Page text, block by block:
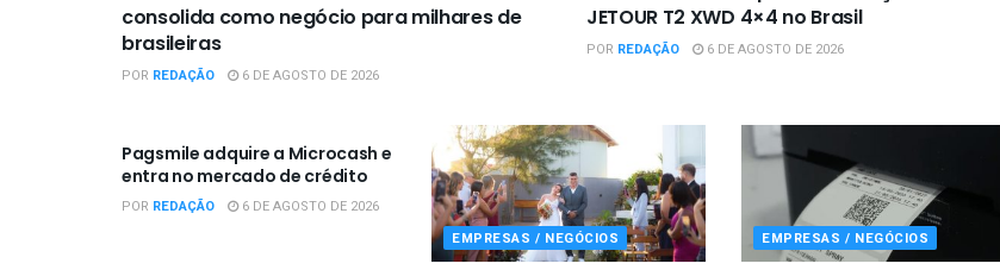
consolida como negócio para milhares de
brasileiras
POR REDAÇÃO 6 DE AGOSTO DE 2026
JETOUR T2 XWD 4×4 no Brasil
POR REDAÇÃO 6 DE AGOSTO DE 2026
Pagsmile adquire a Microcash e
entra no mercado de crédito
POR REDAÇÃO
6 DE AGOSTO DE 2026
EMPRESAS / NEGÓCIOS
EMPRESAS / NEGÓCIOS